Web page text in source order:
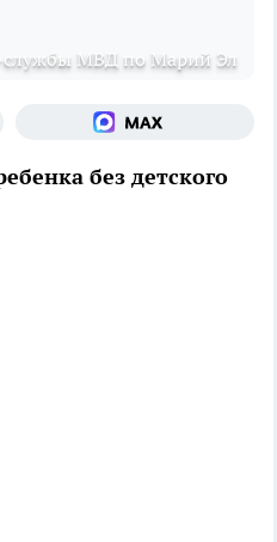
службы МВД по Марий Эл
без детского